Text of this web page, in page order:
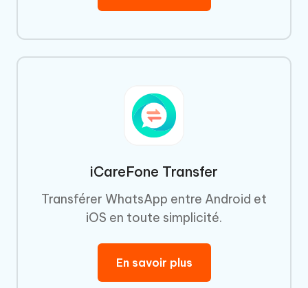
iCareFone Transfer
Transférer WhatsApp entre Android et
iOS en toute simplicité.
En savoir plus